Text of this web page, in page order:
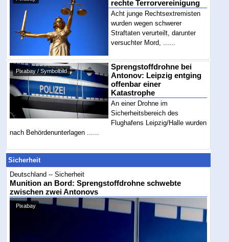
rechte Terrorvereinigung
Acht junge Rechtsextremisten
wurden wegen schwerer
Straftaten verurteilt, darunter
versuchter Mord, ......
Pixabay / Symbolbild
Sprengstoffdrohne bei
Antonov: Leipzig entging
offenbar einer
Katastrophe
An einer Drohne im
Sicherheitsbereich des
Flughafens Leipzig/Halle wurden
nach Behördenunterlagen ......
Sicherheit
Deutschland -- Sicherheit
Munition an Bord: Sprengstoffdrohne schwebte
zwischen zwei Antonovs
Pixabay